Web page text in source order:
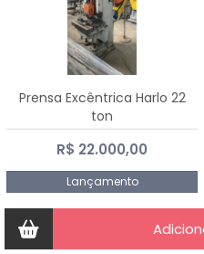
Prensa Excêntrica Harlo 22
ton
R$ 22.000,00
Lançamento